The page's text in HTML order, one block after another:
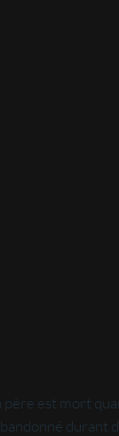
est mort
durant